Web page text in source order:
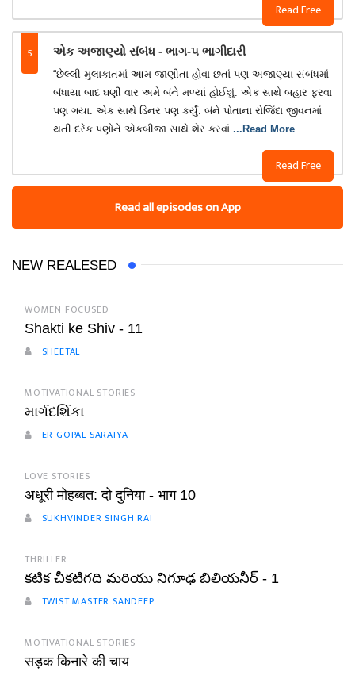
Read Free
5 એક અજાણ્યો સંબંધ - ભાગ-૫ ભાગીદારી
Read Free
“છેલ્લી મુલાકાતમાં આમ જાણીતા હોવા છતાં પણ અજાણ્યા સંબંધમાં
બંધાયા બાદ ઘણી વાર અમે બંને મળ્યાં હોઈશું. એક સાથે બહાર ફરવા
પણ ગયા. એક સાથે ડિનર પણ કર્યું. બંને પોતાના રોજિંદા જીવનમાં
થતી દરેક પણોને એકબીજા સાથે શેર કરવાં ...Read More
Read all episodes on App
NEW REALESED
WOMEN FOCUSED
Shakti ke Shiv - 11
SHEETAL
MOTIVATIONAL STORIES
માર્ગદર્શિકા
ER GOPAL SARAIYA
LOVE STORIES
अधूरी मोहब्बत: दो दुनिया - भाग 10
SUKHVINDER SINGH RAI
THRILLER
కటిక చీకటిగది మరియు నిగూఢ బిలియనీర్ - 1
TWIST MASTER SANDEEP
MOTIVATIONAL STORIES
सड़क किनारे की चाय